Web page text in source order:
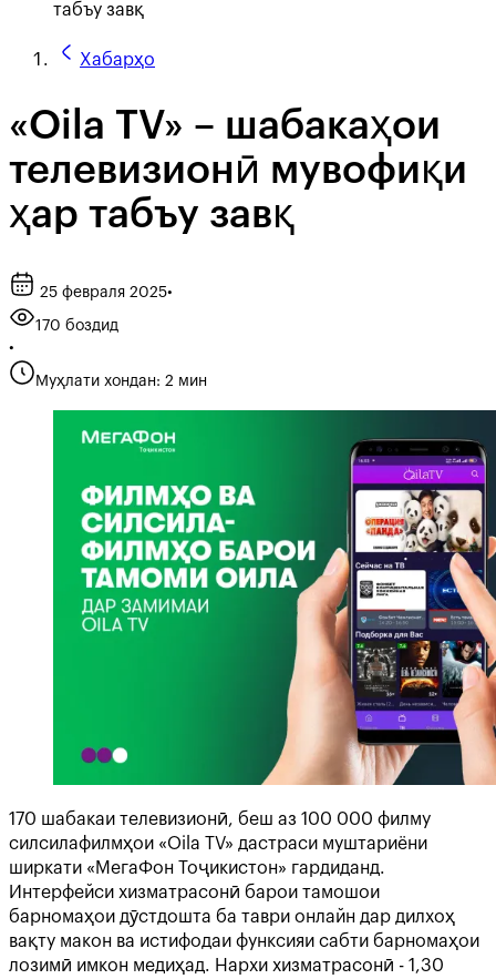
табъу завқ
Хабарҳо
«Oila TV» – шабакаҳои
телевизионӣ мувофиқи
ҳар табъу завқ
25 февраля 2025•
170 боздид
•
Муҳлати хондан: 2 мин
170 шабакаи телевизионӣ, беш аз 100 000 филму
силсилафилмҳои «Oila TV» дастраси муштариёни
ширкати «МегаФон Тоҷикистон» гардиданд.
Интерфейси хизматрасонӣ барои тамошои
барномаҳои дӯстдошта ба таври онлайн дар дилхоҳ
вақту макон ва истифодаи функсияи сабти барномаҳои
лозимӣ имкон медиҳад. Нархи хизматрасонӣ - 1,30